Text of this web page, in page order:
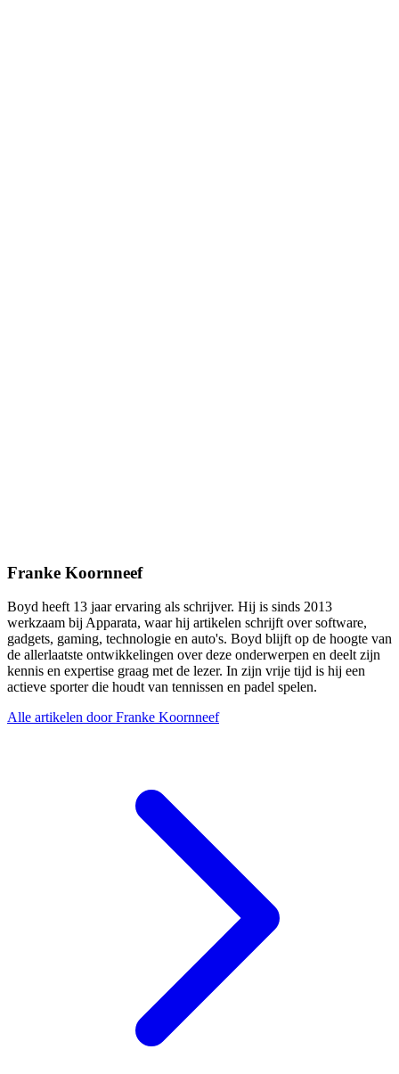
Franke Koornneef
Boyd heeft 13 jaar ervaring als schrijver. Hij is sinds 2013
werkzaam bij Apparata, waar hij artikelen schrijft over software,
gadgets, gaming, technologie en auto's. Boyd blijft op de hoogte van
de allerlaatste ontwikkelingen over deze onderwerpen en deelt zijn
kennis en expertise graag met de lezer. In zijn vrije tijd is hij een
actieve sporter die houdt van tennissen en padel spelen.
Alle artikelen door Franke Koornneef